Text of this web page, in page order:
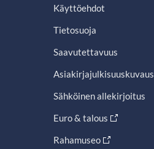
Käyttöehdot
Tietosuoja
Saavutettavuus
Asiakirjajulkisuuskuvaus
Sähköinen allekirjoitus
Euro & talous
Rahamuseo